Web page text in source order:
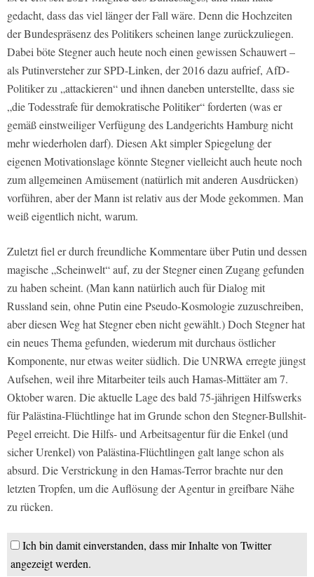
gedacht, dass das viel länger der Fall wäre. Denn die Hochzeiten
der Bundespräsenz des Politikers scheinen lange zurückzuliegen.
Dabei böte Stegner auch heute noch einen gewissen Schauwert –
als Putinversteher zur SPD-Linken, der 2016 dazu aufrief, AfD-
Politiker zu „attackieren“ und ihnen daneben unterstellte, dass sie
„die Todesstrafe für demokratische Politiker“ forderten (was er
gemäß einstweiliger Verfügung des Landgerichts Hamburg nicht
mehr wiederholen darf). Diesen Akt simpler Spiegelung der
eigenen Motivationslage könnte Stegner vielleicht auch heute noch
zum allgemeinen Amüsement (natürlich mit anderen Ausdrücken)
vorführen, aber der Mann ist relativ aus der Mode gekommen. Man
weiß eigentlich nicht, warum.
Zuletzt fiel er durch freundliche Kommentare über Putin und dessen
magische „Scheinwelt“ auf, zu der Stegner einen Zugang gefunden
zu haben scheint. (Man kann natürlich auch für Dialog mit
Russland sein, ohne Putin eine Pseudo-Kosmologie zuzuschreiben,
aber diesen Weg hat Stegner eben nicht gewählt.) Doch Stegner hat
ein neues Thema gefunden, wiederum mit durchaus östlicher
Komponente, nur etwas weiter südlich. Die UNRWA erregte jüngst
Aufsehen, weil ihre Mitarbeiter teils auch Hamas-Mittäter am 7.
Oktober waren. Die aktuelle Lage des bald 75-jährigen Hilfswerks
für Palästina-Flüchtlinge hat im Grunde schon den Stegner-Bullshit-
Pegel erreicht. Die Hilfs- und Arbeitsagentur für die Enkel (und
sicher Urenkel) von Palästina-Flüchtlingen galt lange schon als
absurd. Die Verstrickung in den Hamas-Terror brachte nur den
letzten Tropfen, um die Auflösung der Agentur in greifbare Nähe
zu rücken.
Ich bin damit einverstanden, dass mir Inhalte von Twitter
angezeigt werden.